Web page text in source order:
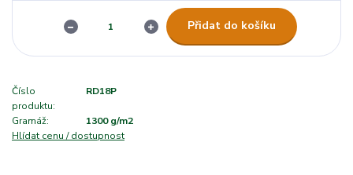
Přidat do košíku
Číslo
produktu:
RD18P
Gramáž:
1300 g/m2
Hlídat cenu / dostupnost